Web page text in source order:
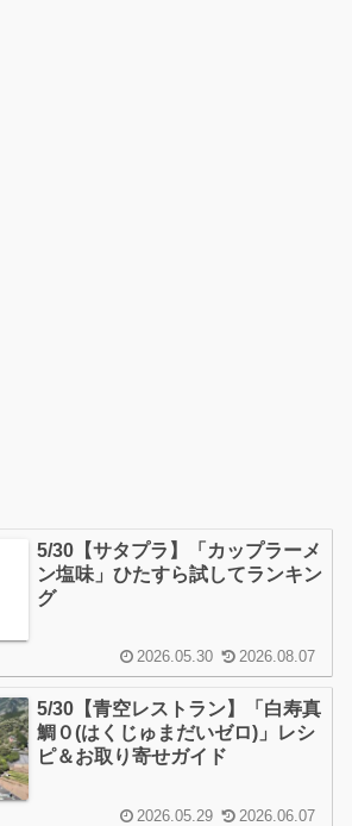
5/30【サタプラ】「カップラーメ
ン塩味」ひたすら試してランキン
グ
2026.05.30 2026.08.07
5/30【青空レストラン】「白寿真
鯛０(はくじゅまだいゼロ)」レシ
ピ＆お取り寄せガイド
2026.05.29 2026.06.07